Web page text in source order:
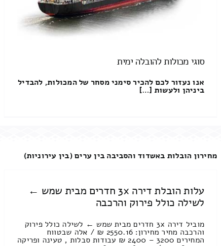
סוגי מכולות להובלה ימית
אנו נעזור לכם להכיר סימני מסחר של המכולות, להבדיל
ביניהן ולעשות […]
מחירון הובלות באשדוד והסביבה בין ערים (בין עירוניות)
עלות הובלת דירה 3x חדרים מבית שמש ←
לשילה כולל פירוק והרכבה
מוביל דירה 3x חדרים מבית שמש ← לשילה כולל פירוק
והרכבה מחיר מחירון: 2550.16 ₪ / אלה שבטווח
המחירים 3200 – 2400 ₪ עבודות סבלות , טעינה ופריקה